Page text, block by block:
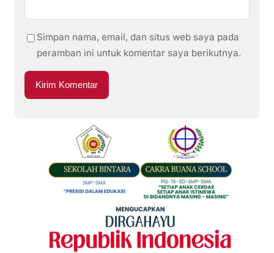
Simpan nama, email, dan situs web saya pada
peramban ini untuk komentar saya berikutnya.